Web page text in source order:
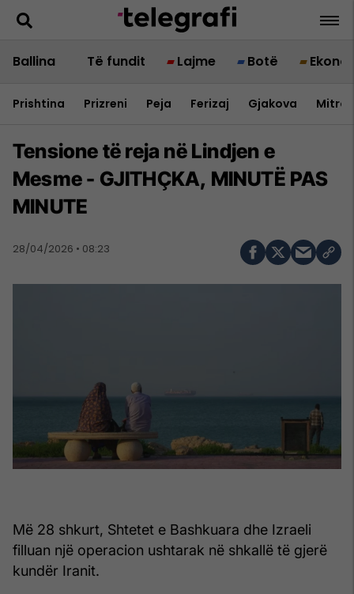
Ballina Të fundit Lajme Botë
Prishtina Prizreni Peja Ferizaj Gjakova
Tensione të reja në Lindjen e
Mesme - GJITHÇKA, MINUTË PAS
MINUTE
28/04/2026 • 08:23
Më 28 shkurt, Shtetet e Bashkuara dhe Izraeli
filluan një operacion ushtarak në shkallë të gjerë
kundër Iranit.